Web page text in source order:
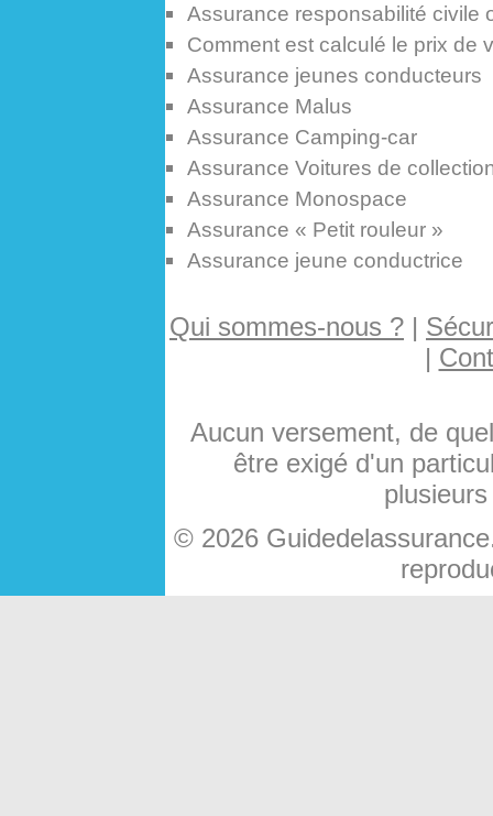
Assurance responsabilité civile
Comment est calculé le prix de
Assurance jeunes conducteurs
Assurance Malus
Assurance Camping-car
Assurance Voitures de
Assurance Monospace
Assurance « Petit rouleur »
Assurance jeune conductrice
Qui sommes-nous ? |
|
Aucun versement, de
être exigé d'un
© 2026